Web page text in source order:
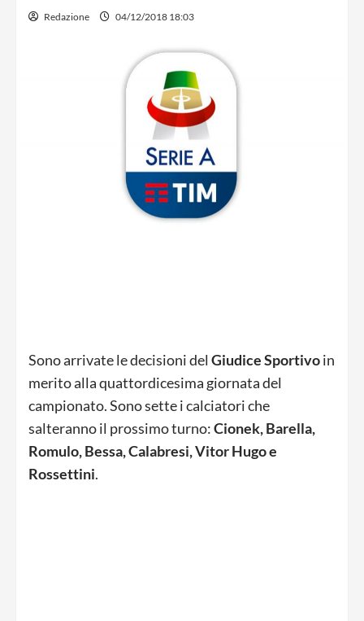
Redazione 04/12/2018 18:03
Sono arrivate le decisioni del Giudice Sportivoin
merito alla quattordicesima giornata del
campionato. Sono sette i calciatori che
salteranno il prossimo turno:Cionek, Barella,
Romulo, Bessa, Calabresi, Vitor Hugo e
Rossettini.